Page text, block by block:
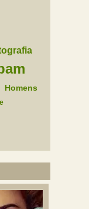
Homens